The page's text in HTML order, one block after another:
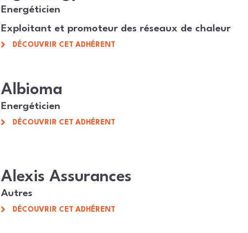
Energéticien
Exploitant et promoteur des réseaux de chaleur
DÉCOUVRIR CET ADHÉRENT
Albioma
Energéticien
DÉCOUVRIR CET ADHÉRENT
Alexis Assurances
Autres
DÉCOUVRIR CET ADHÉRENT